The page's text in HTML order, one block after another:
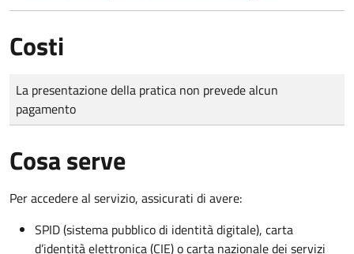
Costi
Tipo di pagamento
Importo
La presentazione della pratica non prevede alcun
pagamento
Cosa serve
Per accedere al servizio, assicurati di avere:
SPID (sistema pubblico di identità digitale), carta
d’identità elettronica (CIE) o carta nazionale dei servizi